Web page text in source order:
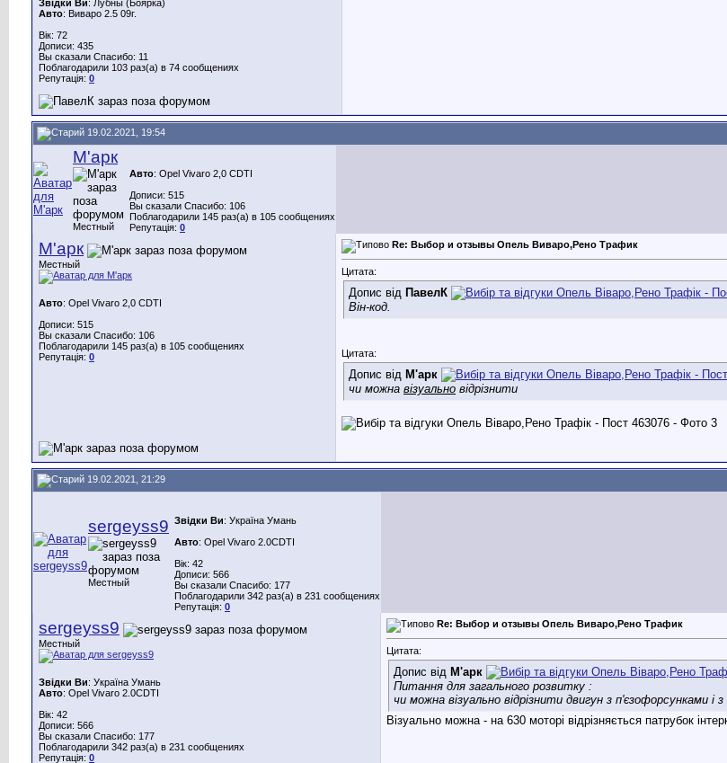
Звідки Ви: Лубны (Боярка)
Авто: Виваро 2.5 09г.
Вік: 72
Дописи: 435
Вы сказали Спасибо: 11
Поблагодарили 103 раз(а) в 74 сообщениях
Репутація: 0
19.02.2021, 19:54
М'арк
Местный
Авто: Opel Vivaro 2,0 CDTI
Дописи: 515
Вы сказали Спасибо: 106
Поблагодарили 145 раз(а) в 105 сообщениях
Репутація: 0
М'арк
Местный
Авто: Opel Vivaro 2,0 CDTI
Дописи: 515
Вы сказали Спасибо: 106
Поблагодарили 145 раз(а) в 105 сообщениях
Репутація: 0
Re: Выбор и отзывы Опель Виваро,Рено Трафик
Цитата:
Допис від ПавелК
Він-код.
Цитата:
Допис від М'арк
чи можна візуально відрізнити
19.02.2021, 21:29
sergeyss9
Местный
Звідки Ви: Україна Умань
Авто: Opel Vivaro 2.0CDTI
Вік: 42
Дописи: 566
Вы сказали Спасибо: 177
Поблагодарили 342 раз(а) в 231 сообщениях
Репутація: 0
sergeyss9
Местный
Звідки Ви: Україна Умань
Авто: Opel Vivaro 2.0CDTI
Вік: 42
Дописи: 566
Вы сказали Спасибо: 177
Поблагодарили 342 раз(а) в 231 сообщениях
Репутація: 0
Re: Выбор и отзывы Опель Виваро,Рено Трафик
Цитата:
Допис від М'арк
Питання для загального розвитку :
чи можна візуально відрізнити двигун з п'єзофорсунками
Візуально можна - на 630 моторі відрізняється патрубок